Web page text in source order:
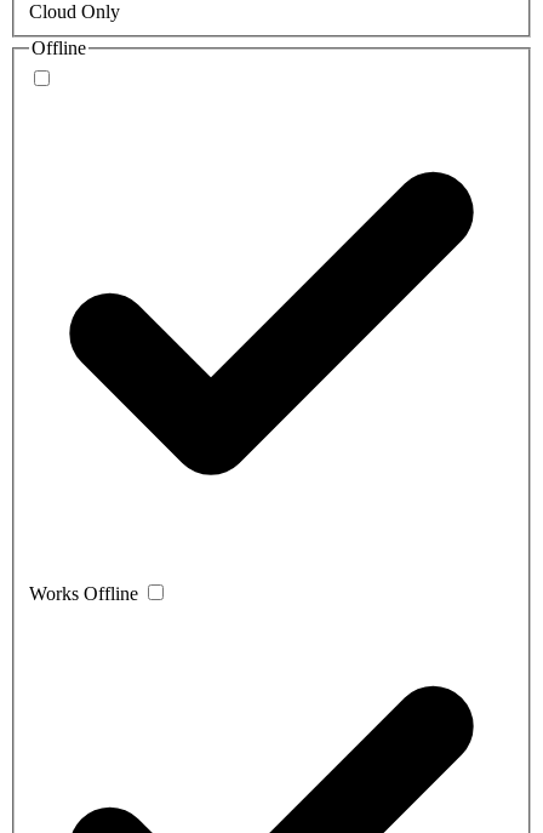
Cloud Only
Offline
Works Offline